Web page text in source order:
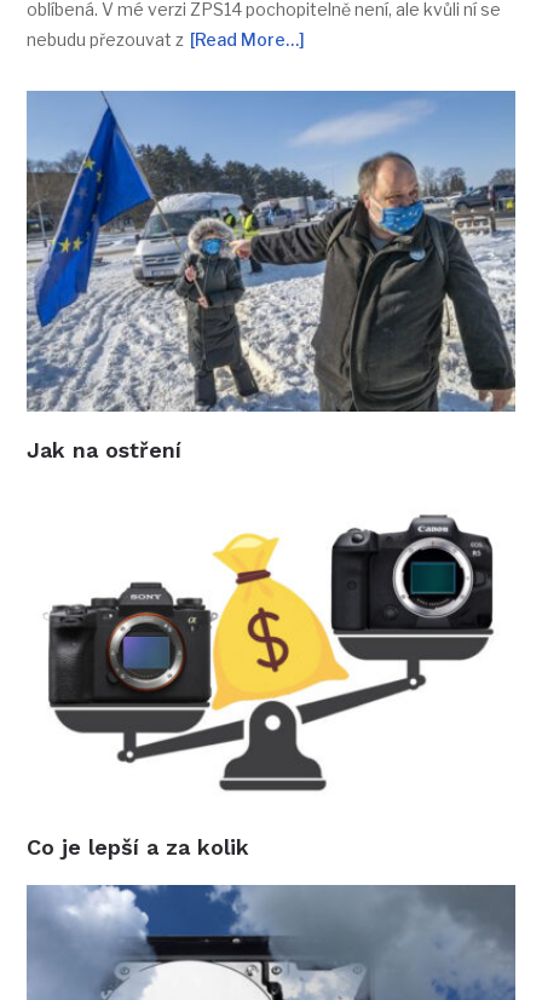
oblíbená. V mé verzi ZPS14 pochopitelně není, ale kvůli ní se
nebudu přezouvat z [Read More…]
Jak na ostření
Co je lepší a za kolik